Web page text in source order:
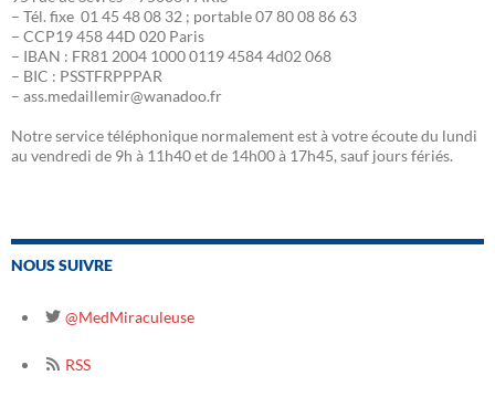
– Tél. fixe 01 45 48 08 32 ; portable 07 80 08 86 63
– CCP19 458 44D 020 Paris
– IBAN : FR81 2004 1000 0119 4584 4d02 068
– BIC : PSSTFRPPPAR
– ass.medaillemir@wanadoo.fr
Notre service téléphonique normalement est à votre écoute du lundi
au vendredi de 9h à 11h40 et de 14h00 à 17h45, sauf jours fériés.
NOUS SUIVRE
@MedMiraculeuse
RSS